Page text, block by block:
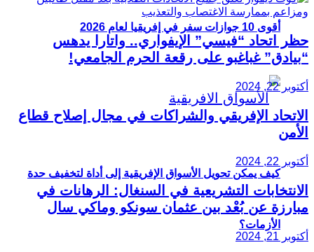
أقوى 10 جوازات سفر في إفريقيا لعام 2026
كيف يمكن تحويل الأسواق الإفريقية إلى أداة لتخفيف حدة
الأزمات؟
حظر اتحاد “فيسي” الإيفواري.. واتارا يدهس
“بيادق” غباغبو على رقعة الحرم الجامعي!
أكتوبر 22, 2024
الاتحاد الإفريقي والشراكات في مجال إصلاح قطاع
الأمن
أكتوبر 22, 2024
الانتخابات التشريعية في السنغال: الرهانات في
مبارزة عن بُعْد بين عثمان سونكو وماكي سال
أكتوبر 21, 2024